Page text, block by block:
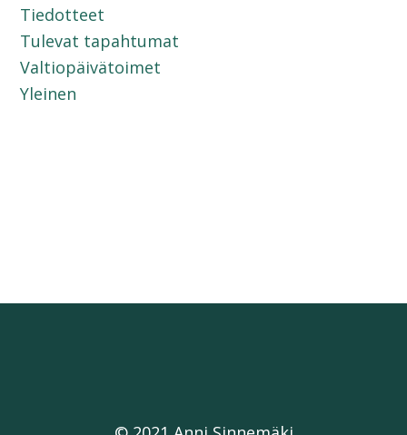
Tiedotteet
Tulevat tapahtumat
Valtiopäivätoimet
Yleinen